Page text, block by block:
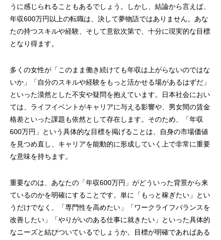
うに感じられることもあるでしょう。しかし、結論から言えば、
年収600万円以上の転職は、決して夢物語ではありません。あな
たの持つスキルや経験、そして意欲次第で、十分に現実的な目標
となり得ます。
多くの女性が「このまま働き続けても年収は上がらないのではな
いか」「自分のスキルや経験をもっと活かせる場があるはずだ」
といった漠然とした不安や疑問を抱えています。日本社会におい
ては、ライフイベントがキャリアに与える影響や、男女間の賃金
格差といった課題も依然として存在します。そのため、「年収
600万円」という具体的な目標を掲げることは、自身の市場価値
を見つめ直し、キャリアを能動的に形成していく上で非常に重要
な意味を持ちます。
重要なのは、あなたの「年収600万円」がどういった背景から来
ているのかを明確にすることです。単に「もっと稼ぎたい」とい
うだけでなく、「専門性を高めたい」「ワークライフバランスを
改善したい」「やりがいのある仕事に就きたい」といった具体的
なニーズと結びついているでしょうか。目標が明確であればある